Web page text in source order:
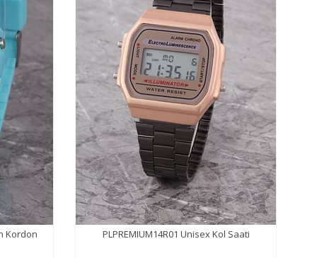
Kordon PLPREMIUM14R01 Unisex Kol Saati